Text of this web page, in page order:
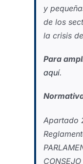
y
de los
la crisis
Para
aquí.
Apartado